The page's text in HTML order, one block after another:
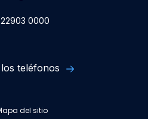
0000
teléfonos
del sitio